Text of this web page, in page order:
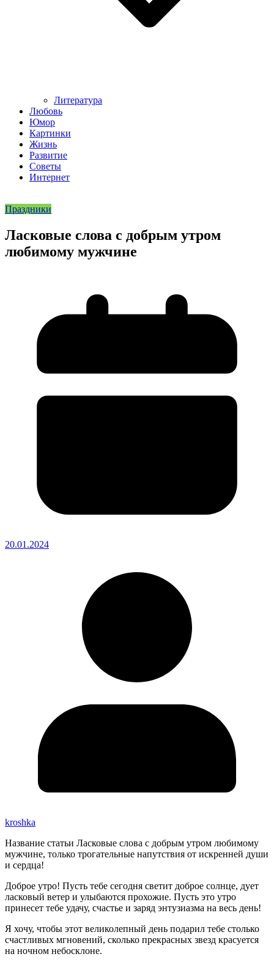
Литература
Любовь
Юмор
Картинки
Жизнь
Развитие
Советы
Интернет
Праздники
Ласковые слова с добрым утром
любимому мужчине
20.01.2024
kroshka
Название статьи Ласковые слова с добрым утром любимому
мужчине, только трогательные напутствия от искренней души
и сердца!
Доброе утро! Пусть тебе сегодня светит доброе солнце, дует
ласковый ветер и улыбаются прохожие. Пусть это утро
принесет тебе удачу, счастье и заряд энтузиазма на весь день!
Я хочу, чтобы этот великолепный день подарил тебе столько
счастливых мгновений, сколько прекрасных звезд красуется
на ночном небосклоне.